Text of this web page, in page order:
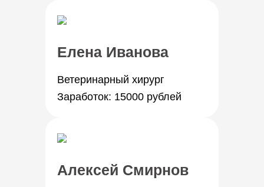
Елена Иванова
Ветеринарный хирург
Заработок: 15000 рублей
Алексей Смирнов